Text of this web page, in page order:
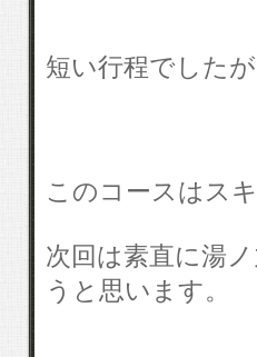
短い行程でした
このコースはス
次回は素直に湯
うと思います。